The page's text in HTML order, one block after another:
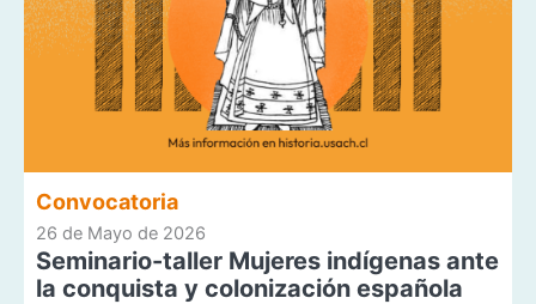
Convocatoria
26 de Mayo de 2026
Seminario-taller Mujeres indígenas ante
la conquista y colonización española